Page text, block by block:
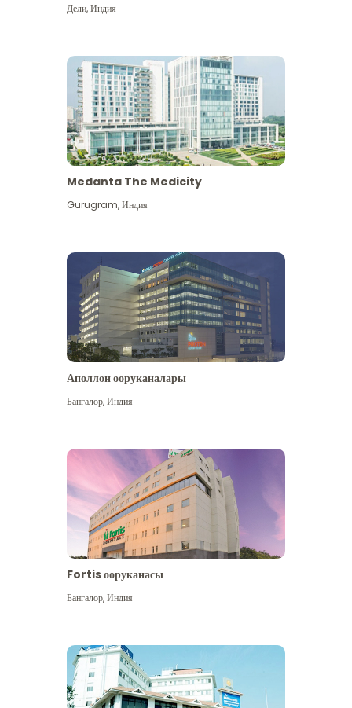
Дели,Индия
Medanta The Medicity
Gurugram,Индия
Аполлон ооруканалары
Бангалор,Индия
Fortis ооруканасы
Бангалор,Индия